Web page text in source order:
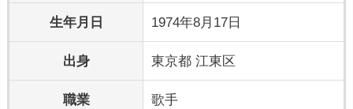
生年月日 1974年8月17日
出身 東京都 江東区
職業 歌手